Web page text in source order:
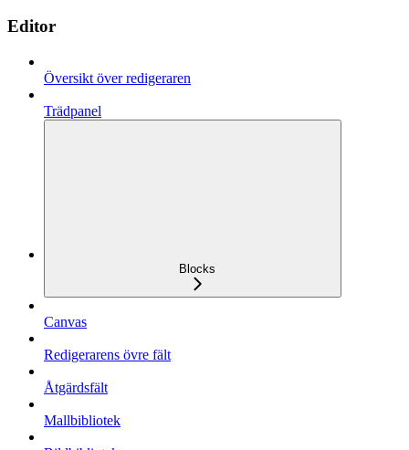
Editor
Översikt över redigeraren
Trädpanel
Blocks
Canvas
Redigerarens övre fält
Åtgärdsfält
Mallbibliotek